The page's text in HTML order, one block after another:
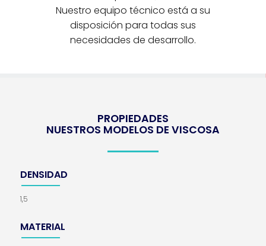
Nuestro equipo técnico está a su
disposición para todas sus
necesidades de desarrollo.
PROPIEDADES
NUESTROS MODELOS DE VISCOSA
DENSIDAD
1,5
MATERIAL